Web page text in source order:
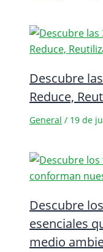
Descubre
Reduce,
General / 19 de
Descubre
esenciales
medio